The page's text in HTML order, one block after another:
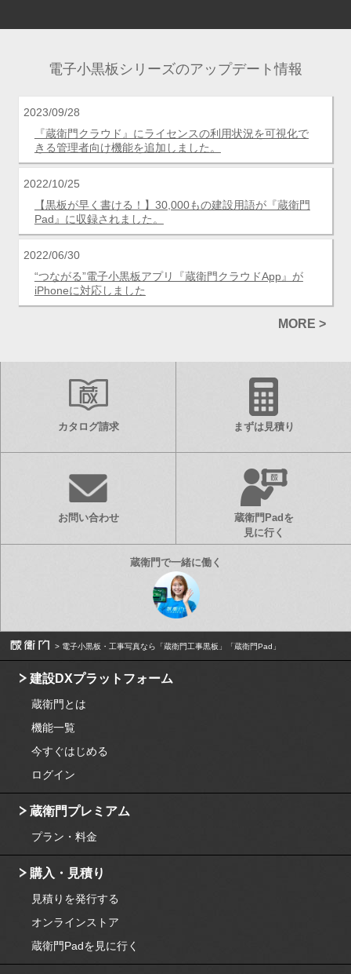
電子小黒板シリーズのアップデート情報
2023/09/28
『蔵衛門クラウド』にライセンスの利用状況を可視化で
きる管理者向け機能を追加しました。
2022/10/25
【黒板が早く書ける！】30,000もの建設用語が『蔵衛門
Pad』に収録されました。
2022/06/30
“つながる”電子小黒板アプリ『蔵衛門クラウドApp』が
iPhoneに対応しました
MORE >
カタログ請求 まずは見積り
お問い合わせ
蔵衛門Padを
見に行く
電子小黒板・工事写真なら「蔵衛門工事黒板」「蔵衛門Pad」
建設DXプラットフォーム
蔵衛門とは
機能一覧
今すぐはじめる
ログイン
蔵衛門プレミアム
プラン・料金
購入・見積り
見積りを発行する
オンラインストア
蔵衛門Padを見に行く